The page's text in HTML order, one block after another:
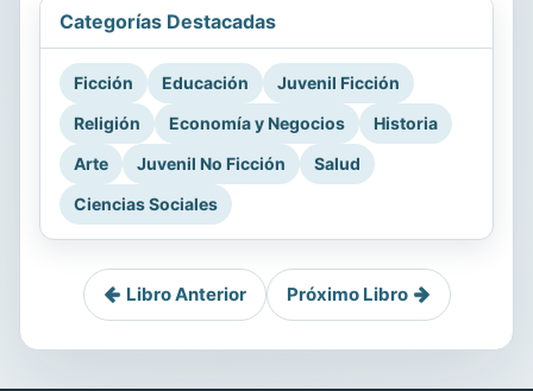
Categorías Destacadas
Ficción Educación
Juvenil Ficción
Religión
Economía y Negocios
Historia
Arte
Juvenil No Ficción
Salud
Ciencias Sociales
Libro Anterior Próximo Libro